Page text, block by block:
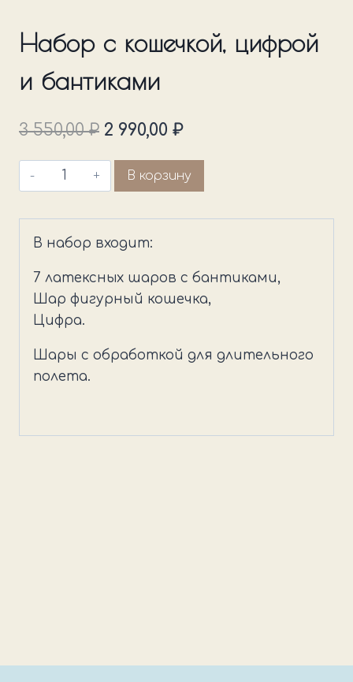
Набор с кошечкой, цифрой
и бантиками
3 550,00₽ Первоначальная
цена
составляла
550,00 ₽.
2 990,00 ₽Текущая
цена:
2
Количество
товара
кошечкой,
цифрой
и
бантиками
В корзину
В набор входит:
7 латексных шаров с бантиками,
Шар фигурный кошечка,
Цифра.
Шары с обработкой для длительного
полета.